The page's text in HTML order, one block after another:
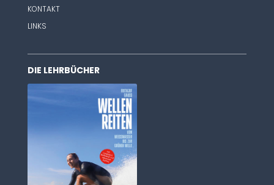
KONTAKT
LINKS
DIE LEHRBÜCHER